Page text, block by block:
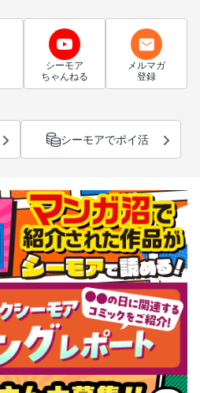
シーモア
ちゃんねる
メルマガ
登録
シーモアでポイ活